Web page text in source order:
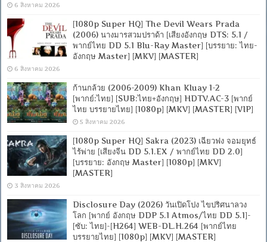
6 สิงหาคม 2026
[1080p Super HQ] The Devil Wears Prada
(2006) นางมารสวมปราด้า [เสียงอังกฤษ DTS: 5.1 /
พากย์ไทย DD 5.1 Blu-Ray Master] [บรรยาย: ไทย-
อังกฤษ Master] [MKV] [MASTER]
6 สิงหาคม 2026
ก้านกล้วย (2006-2009) Khan Kluay 1-2
[พากย์:ไทย] [SUB:ไทย+อังกฤษ] HDTV.AC-3 [พากย์
ไทย บรรยายไทย] [1080p] [MKV] [MASTER] [VIP]
5 สิงหาคม 2026
[1080p Super HQ] Sakra (2023) เฉียวฟง จอมยุทธ์
ไร้พ่าย [เสียงจีน DD 5.1.EX / พากย์ไทย DD 2.0]
[บรรยาย: อังกฤษ Master] [1080p] [MKV]
[MASTER]
3 สิงหาคม 2026
Disclosure Day (2026) วันเปิดโปง ไขปริศนาลวง
โลก [พากย์ อังกฤษ DDP 5.1 Atmos/ไทย DD 5.1]-
[ซับ: ไทย]-[H264] WEB-DL.H.264 [พากย์ไทย
บรรยายไทย] [1080p] [MKV] [MASTER]